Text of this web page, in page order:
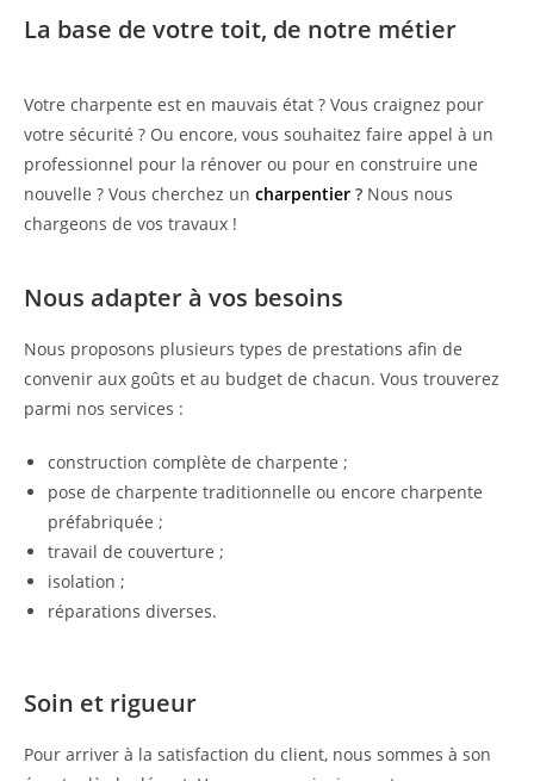
La base de votre toit, de notre métier
Votre charpente est en mauvais état ? Vous craignez pour
votre sécurité ? Ou encore, vous souhaitez faire appel à un
professionnel pour la rénover ou pour en construire une
nouvelle ? Vous cherchez un charpentier ? Nous nous
chargeons de vos travaux !
Nous adapter à vos besoins
Nous proposons plusieurs types de prestations afin de
convenir aux goûts et au budget de chacun. Vous trouverez
parmi nos services :
construction complète de charpente ;
pose de charpente traditionnelle ou encore charpente
préfabriquée ;
travail de couverture ;
isolation ;
réparations diverses.
Soin et rigueur
Pour arriver à la satisfaction du client, nous sommes à son